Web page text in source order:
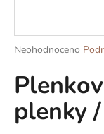
Průměrné
produktu
je
Neohodnoceno
plenky
D